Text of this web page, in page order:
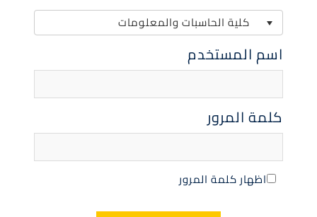
كلية الحاسبات والمعلومات
اسم المستخدم
كلمة المرور
اظهار كلمة المرور